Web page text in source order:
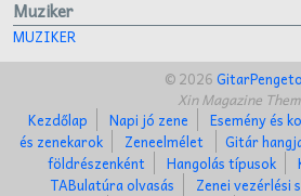
Muziker
MUZIKER
© 2026
Xin Magazine
Kezdőlap
Napi jó zene Esemény és
és zenekarok
Zeneelmélet Gitár
földrészenként
Hangolás típusok
TABulatúra olvasás
Zenei vezérlési